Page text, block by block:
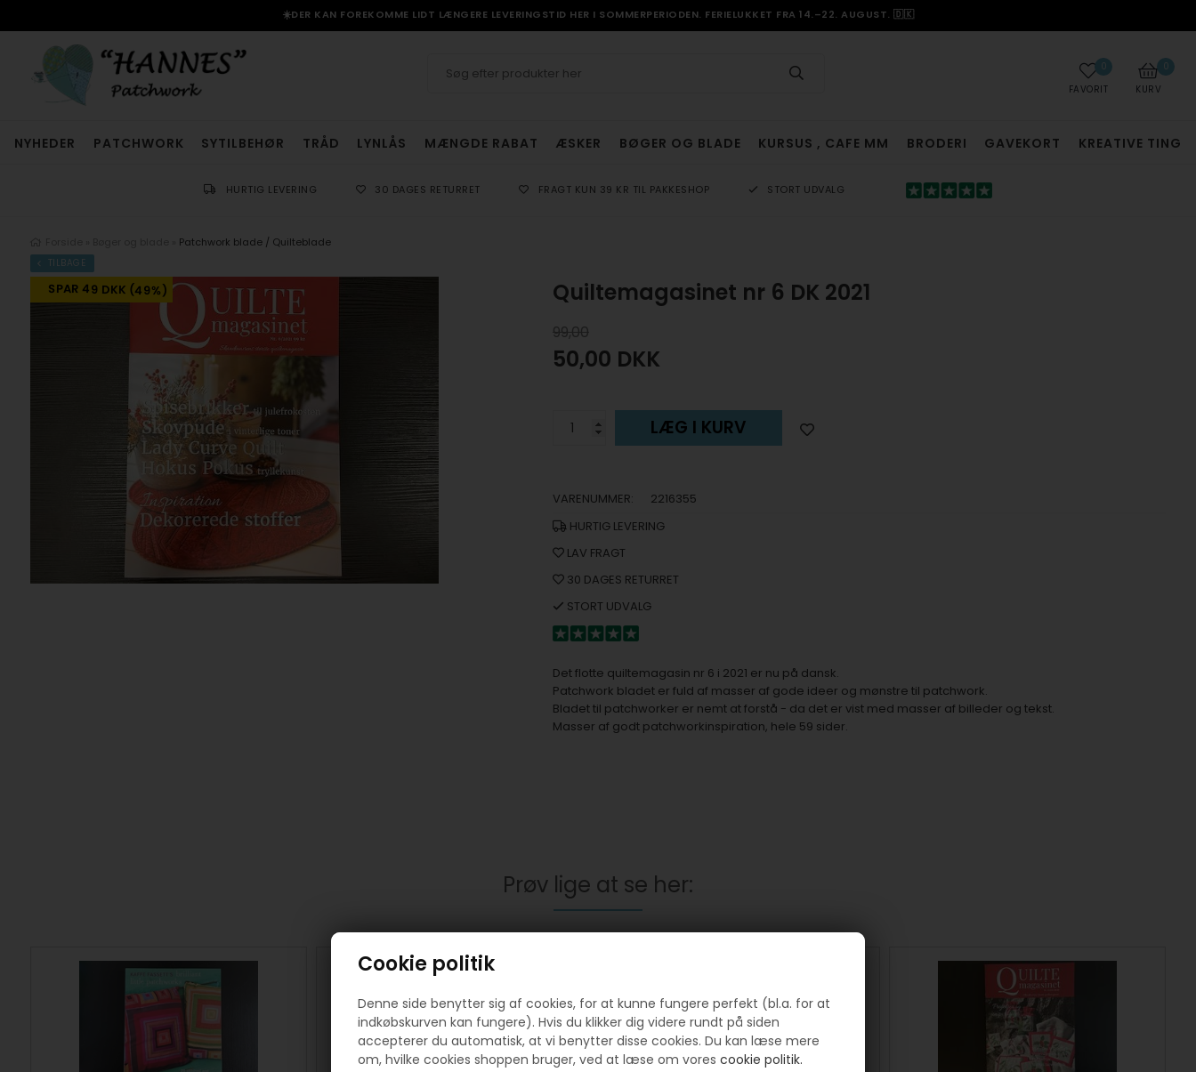
Cookie politik
Denne side benytter sig af cookies, for at kunne fungere perfekt (bl.a. for at
indkøbskurven kan fungere). Hvis du klikker dig videre rundt på siden
accepterer du automatisk, at vi benytter disse cookies. Du kan læse mere
om, hvilke cookies shoppen bruger, ved at læse om vores cookie politik.
☀️DER KAN FOREKOMME LIDT LÆNGERE LEVERINGSTID HER I SOMMERPERIODEN. FERIELUKKET FRA 14.–22. AUGUST. 🇩🇰
0
KURV
0
FAVORIT
NYHEDER PATCHWORK SYTILBEHØR TRÅD LYNLÅS MÆNGDE RABAT ÆSKER BØGER OG BLADE KURSUS , CAFE MM BRODERI GAVEKORT KREATIVE TING
HURTIG LEVERING 30 DAGES RETURRET FRAGT KUN 39 KR TIL PAKKESHOP STORT UDVALG
Patchwork blade / Quilteblade
TILBAGE
SPAR 49 DKK (49%) Quiltemagasinet nr 6 DK 2021
99,00
50,00 DKK
LÆG I KURV
VARENUMMER:
2216355
HURTIG LEVERING
LAV FRAGT
30 DAGES RETURRET
STORT UDVALG
Det flotte quiltemagasin nr 6 i 2021 er nu på dansk.
Patchwork bladet er fuld af masser af gode ideer og mønstre til patchwork.
Bladet til patchworker er nemt at forstå - da det er vist med masser af billeder og tekst.
Masser af godt patchworkinspiration, hele 59 sider.
Prøv lige at se her: